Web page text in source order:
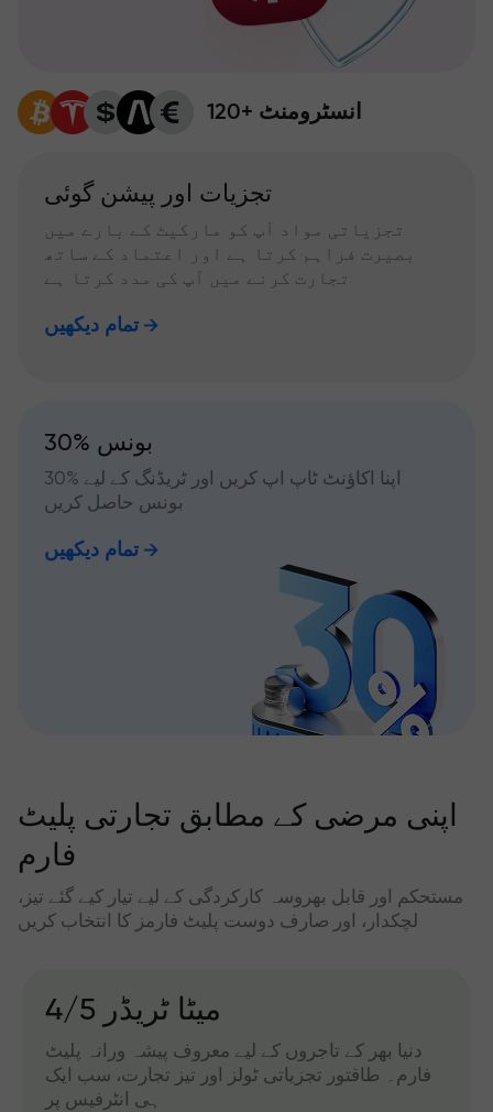
120+ انسٹرومنٹ
تجزیات اور پیشن گوئی
تجزیاتی مواد آپ کو مارکیٹ کے بارے میں
بصیرت فراہم کرتا ہے اور اعتماد کے ساتھ
تجارت کرنے میں آپ کی مدد کرتا ہے
تمام دیکھیں
30% بونس
اپنا اکاؤنٹ ٹاپ اپ کریں اور ٹریڈنگ کے لیے %30
بونس حاصل کریں
تمام دیکھیں
اپنی مرضی کے مطابق تجارتی پلیٹ
فارم
مستحکم اور قابل بھروسہ کارکردگی کے لیے تیار کیے گئے تیز،
لچکدار، اور صارف دوست پلیٹ فارمز کا انتخاب کریں
میٹا ٹریڈر 4/5
دنیا بھر کے تاجروں کے لیے معروف پیشہ ورانہ پلیٹ
فارم۔ طاقتور تجزیاتی ٹولز اور تیز تجارت، سب ایک
ہی انٹرفیس پر